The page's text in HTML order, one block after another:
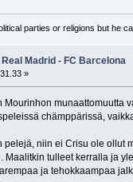
parties or religions but he
Madrid - FC Barcelona
»
Mourinhon
chämppärissä,
pelejä, niin ei Crisu ole
Maalitkin tulleet kerralla ja
ja tehokkaampaa